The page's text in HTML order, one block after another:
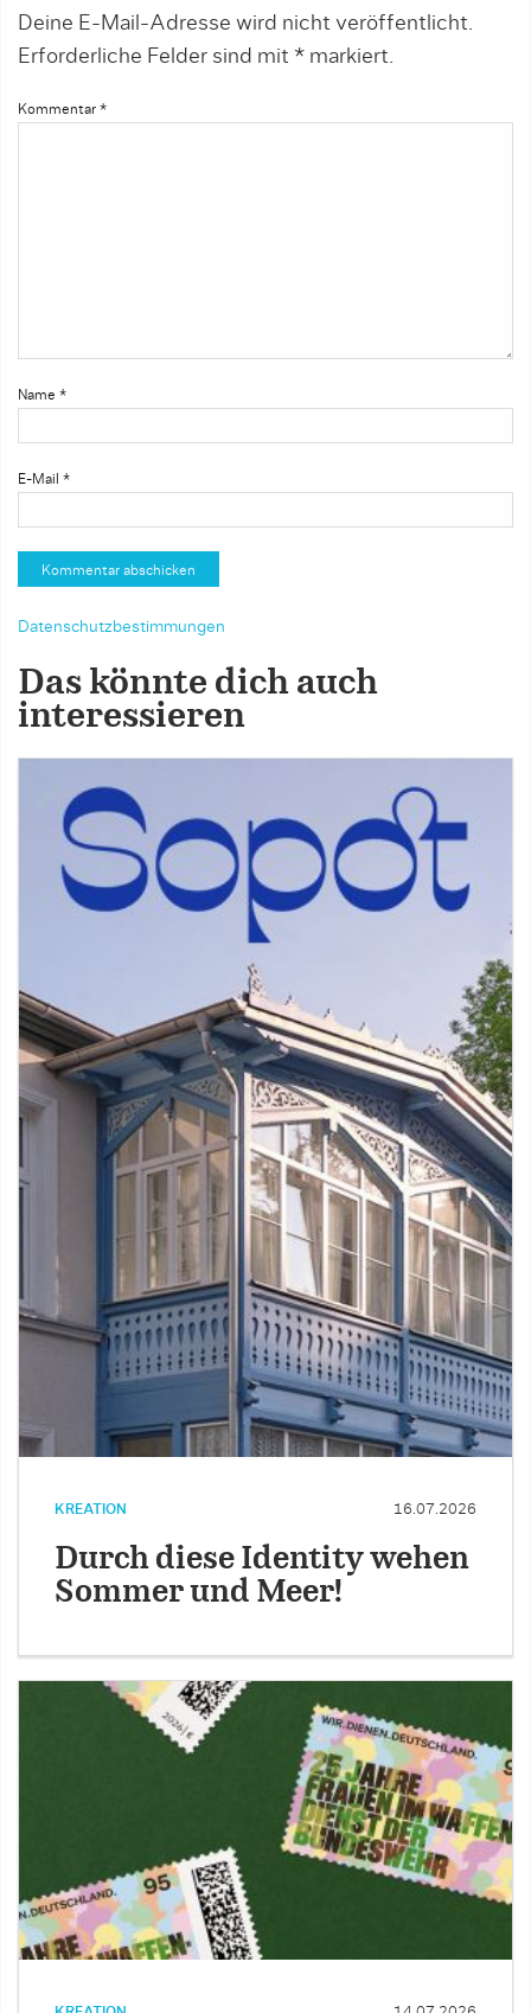
Deine E-Mail-Adresse wird nicht veröffentlicht.
Erforderliche Felder sind mit * markiert.
Kommentar *
Name *
E-Mail *
Datenschutzbestimmungen
Das könnte dich auch
interessieren
KREATION 16.07.2026
Durch diese Identity wehen
Sommer und Meer!